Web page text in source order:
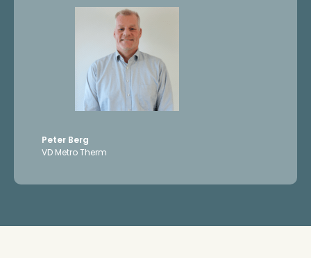
Peter Berg
VD Metro Therm